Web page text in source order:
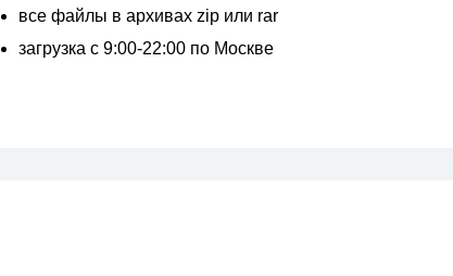
все файлы в архивах zip или rar
загрузка с 9:00-22:00 по Москве